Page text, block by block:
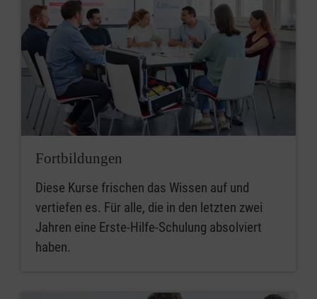
Fortbildungen
Diese Kurse frischen das Wissen auf und
vertiefen es. Für alle, die in den letzten zwei
Jahren eine Erste-Hilfe-Schulung absolviert
haben.